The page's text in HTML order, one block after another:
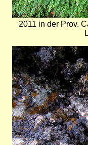
2011 in der Prov.
Bild